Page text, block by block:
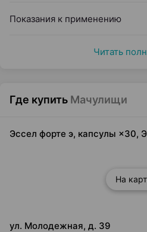
Показания к применению
Читать
Где купить Мачулищи
Эссел форте э, капсулы ×30,
На
ул. Молодежная, д. 39